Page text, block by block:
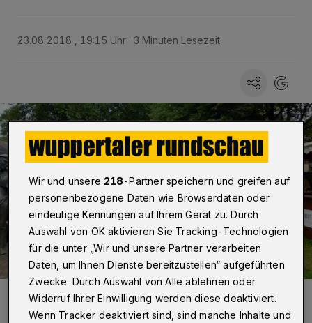
23.08.2018 , 19:15 Uhr 3 Minuten Lesezeit
„Gemütlich mit Freunden und Bekannten köstliche Tropfen
genießen“ empfiehlt der Veranstalter des Weinfestes.
Foto: Bube
Wir und unsere 218-Partner speichern und greifen auf
personenbezogene Daten wie Browserdaten oder
eindeutige Kennungen auf Ihrem Gerät zu. Durch
Auswahl von OK aktivieren Sie Tracking-Technologien
für die unter „Wir und unsere Partner verarbeiten
Daten, um Ihnen Dienste bereitzustellen“ aufgeführten
Zwecke. Durch Auswahl von Alle ablehnen oder
Widerruf Ihrer Einwilligung werden diese deaktiviert.
Wenn Tracker deaktiviert sind, sind manche Inhalte und